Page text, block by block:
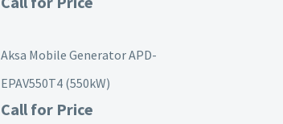
Aksa Mobile Generator APD-
EPAV550T4 (550kW)
Call for Price